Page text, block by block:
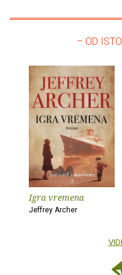
– OD
Igra vremena
Jeffrey Archer